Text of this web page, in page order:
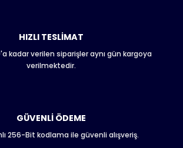
Gönder
HIZLI TESLİMAT
kadar verilen siparişler aynı gün kargoya
verilmektedir.
GÜVENLİ ÖDEME
256-Bit kodlama ile güvenli alışveriş.